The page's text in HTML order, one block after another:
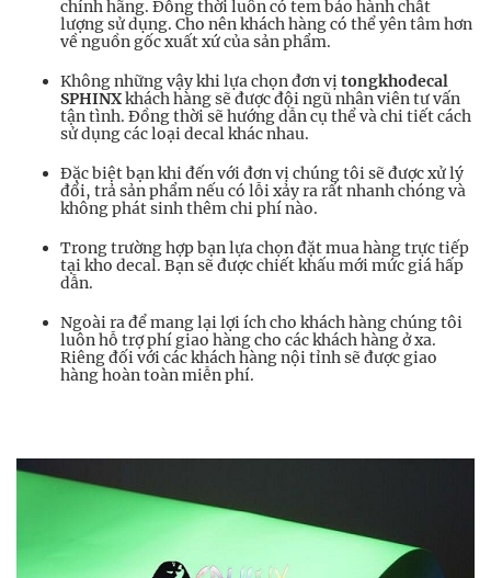
chính hãng. Đồng thời luôn có tem bảo hành chất
lượng sử dụng. Cho nên khách hàng có thể yên tâm hơn
về nguồn gốc xuất xứ của sản phẩm.
Không những vậy khi lựa chọn đơn vị tongkhodecal
SPHINXkhách hàng sẽ được đội ngũ nhân viên tư vấn
tận tình. Đồng thời sẽ hướng dẫn cụ thể và chi tiết cách
sử dụng các loại decal khác nhau.
Đặc biệt bạn khi đến với đơn vị chúng tôi sẽ được xử lý
đổi, trả sản phẩm nếu có lỗi xảy ra rất nhanh chóng và
không phát sinh thêm chi phí nào.
Trong trường hợp bạn lựa chọn đặt mua hàng trực tiếp
tại kho decal. Bạn sẽ được chiết khấu mới mức giá hấp
dẫn.
Ngoài ra để mang lại lợi ích cho khách hàng chúng tôi
luôn hỗ trợ phí giao hàng cho các khách hàng ở xa.
Riêng đối với các khách hàng nội tỉnh sẽ được giao
hàng hoàn toàn miễn phí.